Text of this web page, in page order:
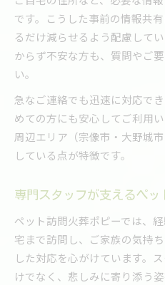
です。こうした事前の情報共
るだけ減らせるよう配慮して
からず不安な方も、質問やご
い。
急なご連絡でも迅速に対応で
めての方にも安心してご利用
周辺エリア（宗像市・大野城
している点が特徴です。
専門スタッフが支えるペッ
ペット訪問火葬ポピーでは、
宅まで訪問し、ご家族の気持
した対応を心がけています。
けでなく、悲しみに寄り添う